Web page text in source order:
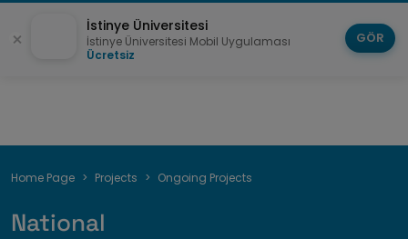
Breadcrumb
Home Page Projects Ongoing Projects
National
İstinye Üniversitesi
İstinye Üniversitesi Mobil Uygulaması
Ücretsiz
GÖR